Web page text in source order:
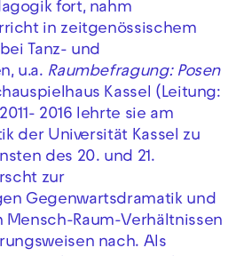
fort, nahm
in zeitgenössischem
Tanz- und
u.a. Raumbefragung: Posen
Kassel (Leitung:
2016 lehrte sie am
der Universität Kassel zu
des 20. und 21.
zur
Gegenwartsdramatik und
Mensch-Raum-Verhältnissen
nach. Als